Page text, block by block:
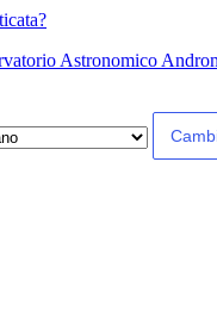
Astronomico